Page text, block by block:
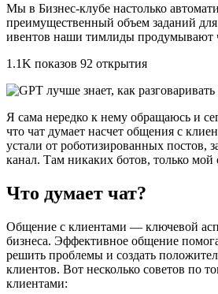
Мы в Бизнес-клубе настолько
преимущественный объем заданий
ивентов наши тимлиды продумывают
1.1K показов 92 открытия
Я сама нередко к нему обращаюсь и
что чат думает насчет общения с
устали от роботизированных постов,
канал. Там никаких ботов, только мой
Что думает чат?
Общение с клиентами — ключевой
бизнеса. Эффективное общение
решить проблемы и создать
клиентов. Вот несколько советов по
клиентами: